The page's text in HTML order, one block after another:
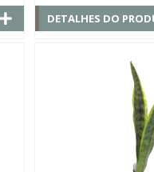
DETALHES DO